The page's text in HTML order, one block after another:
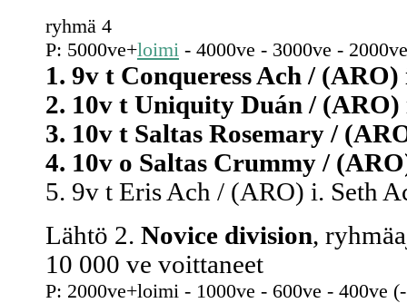
ryhmä 4
P: 5000ve+loimi - 4000ve - 3000ve -
1. 9v t Conqueress Ach /
2. 10v t Uniquity Duán / (ARO)
3. 10v t Saltas Rosemary /
4. 10v o Saltas Crummy /
5. 9v t Eris Ach / (ARO) i. Seth
Lähtö 2. Novice division,
10 000 ve voittaneet
P: 2000ve+loimi - 1000ve - 600ve - 400ve